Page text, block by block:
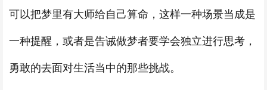
可以把梦里有大师给自己算命，这样一种场景当成是
一种提醒，或者是告诫做梦者要学会独立进行思考，
勇敢的去面对生活当中的那些挑战。